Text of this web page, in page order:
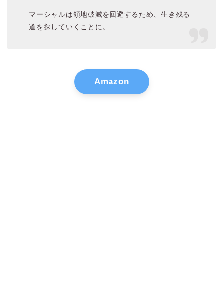
マーシャルは領地破滅を回避するため、生き残る
道を探していくことに。
Amazon